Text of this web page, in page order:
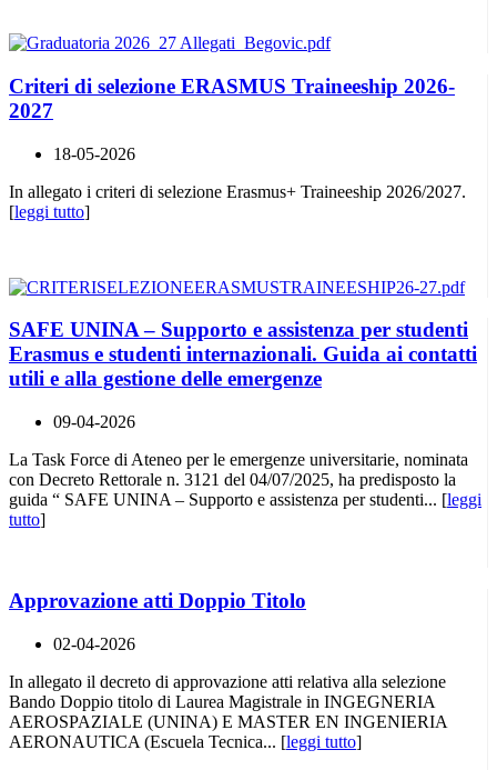
Criteri di selezione ERASMUS Traineeship 2026-
2027
18-05-2026
In allegato i criteri di selezione Erasmus+ Traineeship 2026/2027.
[leggi tutto]
SAFE UNINA – Supporto e assistenza per studenti
Erasmus e studenti internazionali. Guida ai contatti
utili e alla gestione delle emergenze
09-04-2026
La Task Force di Ateneo per le emergenze universitarie, nominata
con Decreto Rettorale n. 3121 del 04/07/2025, ha predisposto la
guida “ SAFE UNINA – Supporto e assistenza per studenti... [leggi
tutto]
Approvazione atti Doppio Titolo
02-04-2026
In allegato il decreto di approvazione atti relativa alla selezione
Bando Doppio titolo di Laurea Magistrale in INGEGNERIA
AEROSPAZIALE (UNINA) E MASTER EN INGENIERIA
AERONAUTICA (Escuela Tecnica... [leggi tutto]